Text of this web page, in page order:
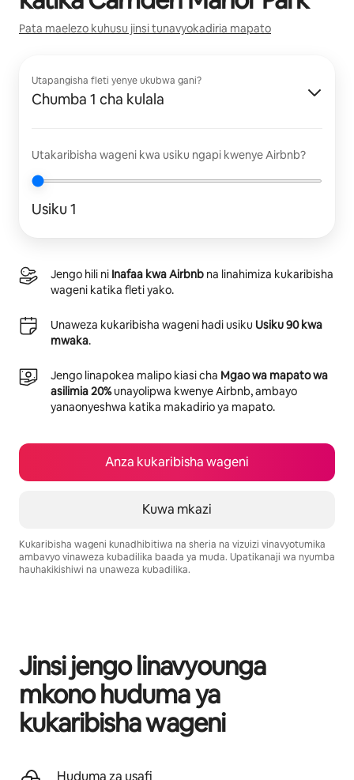
Pata maelezo kuhusu jinsi tunavyokadiria mapato
Utapangisha fleti yenye ukubwa gani?
Chumba 1 cha kulala
Utakaribisha wageni kwa usiku ngapi kwenye Airbnb?
Usiku 1
Jengo hili ni Inafaa kwa Airbnb na linahimiza kukaribisha
wageni katika fleti yako.
Unaweza kukaribisha wageni hadi usiku Usiku 90 kwa
mwaka.
Jengo linapokea malipo kiasi cha Mgao wa mapato wa
asilimia 20%unayolipwa kwenye Airbnb, ambayo
yanaonyeshwa katika makadirio ya mapato.
Anza kukaribisha wageni
Kuwa mkazi
Kukaribisha wageni kunadhibitiwa na sheria na vizuizi vinavyotumika
ambavyo vinaweza kubadilika baada ya muda. Upatikanaji wa nyumba
hauhakikishiwi na unaweza kubadilika.
Jinsi jengo linavyounga
mkono huduma ya
kukaribisha wageni